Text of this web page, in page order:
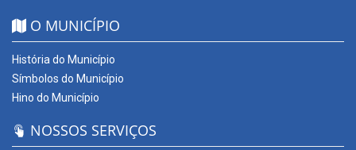
O MUNICÍPIO
História do Município
Símbolos do Município
Hino do Município
NOSSOS SERVIÇOS